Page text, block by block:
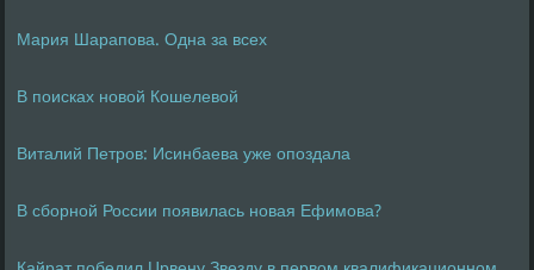
Мария Шарапова. Одна за всех
В поисках новой Кошелевой
Виталий Петров: Исинбаева уже опоздала
В сборной России появилась новая Ефимова?